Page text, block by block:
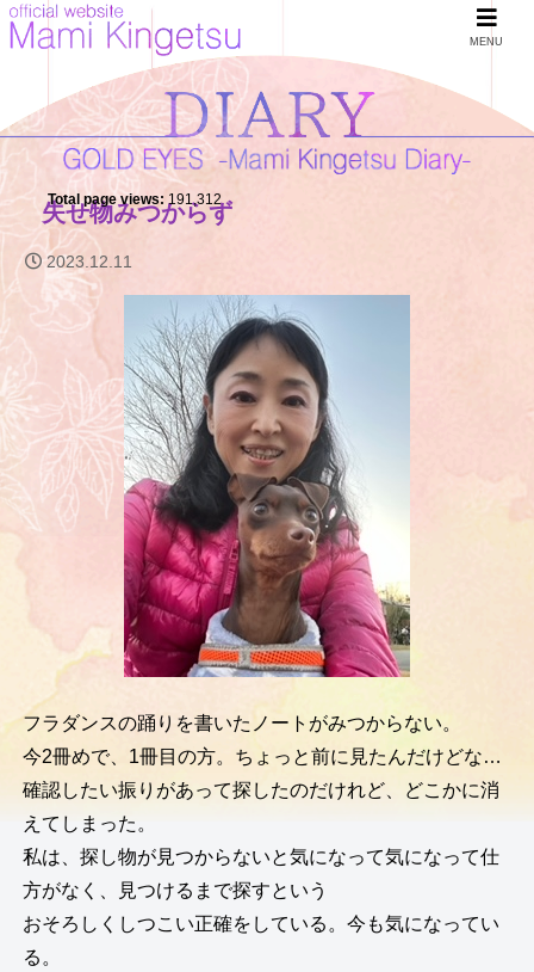
Total page views: 191,312
失せ物みつからず
2023.12.11
フラダンスの踊りを書いたノートがみつからない。
今2冊めで、1冊目の方。ちょっと前に見たんだけどな…
確認したい振りがあって探したのだけれど、どこかに消
えてしまった。
私は、探し物が見つからないと気になって気になって仕
方がなく、見つけるまで探すという
おそろしくしつこい正確をしている。今も気になってい
る。
MENU